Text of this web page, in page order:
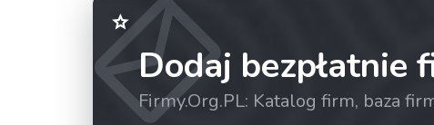
Dodaj bezpłatnie
Firmy.Org.PL: Katalog firm, baza